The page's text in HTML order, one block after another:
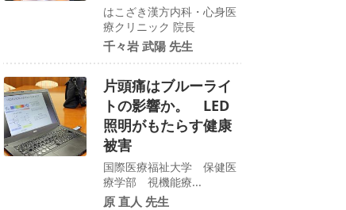
はこざき漢方内科・心身医
療クリニック 院長
千々岩 武陽 先生
片頭痛はブルーライ
トの影響か。 LED
照明がもたらす健康
被害
国際医療福祉大学 保健医
療学部 視機能療...
原 直人 先生